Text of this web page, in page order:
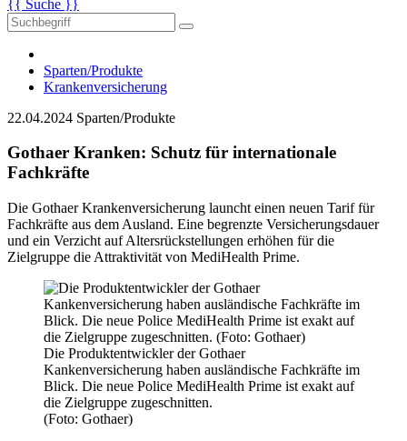
{{ Suche }}
Sparten/Produkte
Krankenversicherung
22.04.2024 Sparten/Produkte
Gothaer Kranken: Schutz für internationale
Fachkräfte
Die Gothaer Krankenversicherung launcht einen neuen Tarif für
Fachkräfte aus dem Ausland. Eine begrenzte Versicherungsdauer
und ein Verzicht auf Altersrückstellungen erhöhen für die
Zielgruppe die Attraktivität von MediHealth Prime.
Die Produktentwickler der Gothaer
Kankenversicherung haben ausländische Fachkräfte im
Blick. Die neue Police MediHealth Prime ist exakt auf
die Zielgruppe zugeschnitten.
(Foto: Gothaer)